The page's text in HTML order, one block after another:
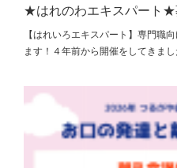
★はれのわエキスパート
【はれいろエキスパート】専門職
ます！４年前から開催をしてきま